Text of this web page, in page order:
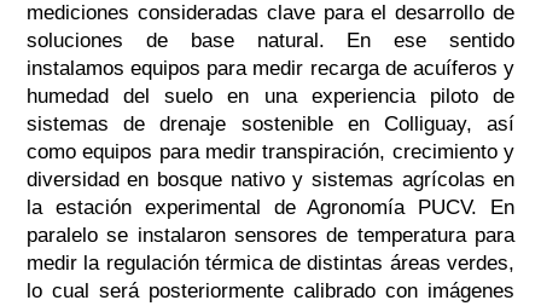
mediciones consideradas clave para el desarrollo de
soluciones de base natural. En ese sentido
instalamos equipos para medir recarga de acuíferos y
humedad del suelo en una experiencia piloto de
sistemas de drenaje sostenible en Colliguay, así
como equipos para medir transpiración, crecimiento y
diversidad en bosque nativo y sistemas agrícolas en
la estación experimental de Agronomía PUCV. En
paralelo se instalaron sensores de temperatura para
medir la regulación térmica de distintas áreas verdes,
lo cual será posteriormente calibrado con imágenes